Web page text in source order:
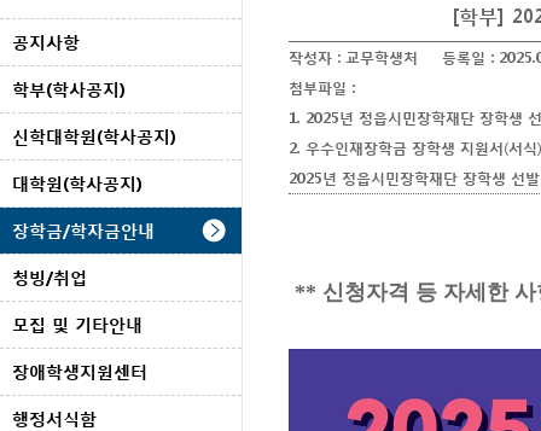
공지사항
학부(학사공지)
신학대학원(학사공지)
대학원(학사공지)
장학금/학자금안내
청빙/취업
모집 및 기타안내
장애학생지원센터
행정서식함
[학부]
작성자 : 교무학생처 등록일 :
첨부파일 :
1. 2025년 정읍시민장학재단 장학생
2. 우수인재장학금 장학생 지원서(서
2025년 정읍시민장학재단 장학생 선
** 신청자격 등 자세한